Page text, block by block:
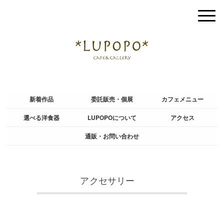
新着作品 委託販売・個展 カフェメニュー
選べる洋食器 LUPOPOについて アクセス
通販・お問い合わせ
アクセサリー